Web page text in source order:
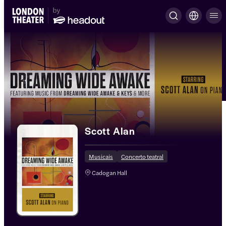
Scott Alan
Musicais
Concerto teatral
Cadogan Hall